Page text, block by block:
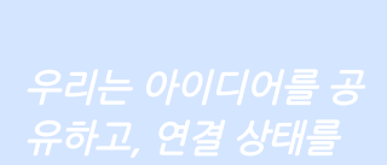
우리는 아이디어를 공
유하고, 연결 상태를